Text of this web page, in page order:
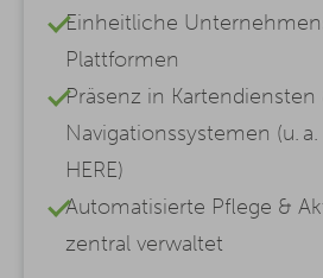
Einheitliche
Plattformen
Präsenz in Kartendiensten
Navigationssystemen (u. a.
HERE)
Automatisierte Pflege &
zentral verwaltet